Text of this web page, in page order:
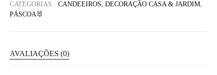
CATEGORIAS
CANDEEIROS, DECORAÇÃO CASA & JARDIM,
PÁSCOA🐰
AVALIAÇÕES (0)